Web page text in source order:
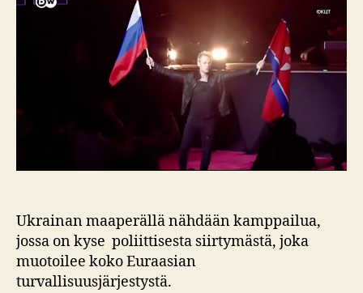
autoritaarien
muodostama
liitto
Ukrainan maaperällä nähdään kamppailua,
jossa on kyse poliittisesta siirtymästä, joka
muotoilee koko Euraasian
turvallisuusjärjestystä.